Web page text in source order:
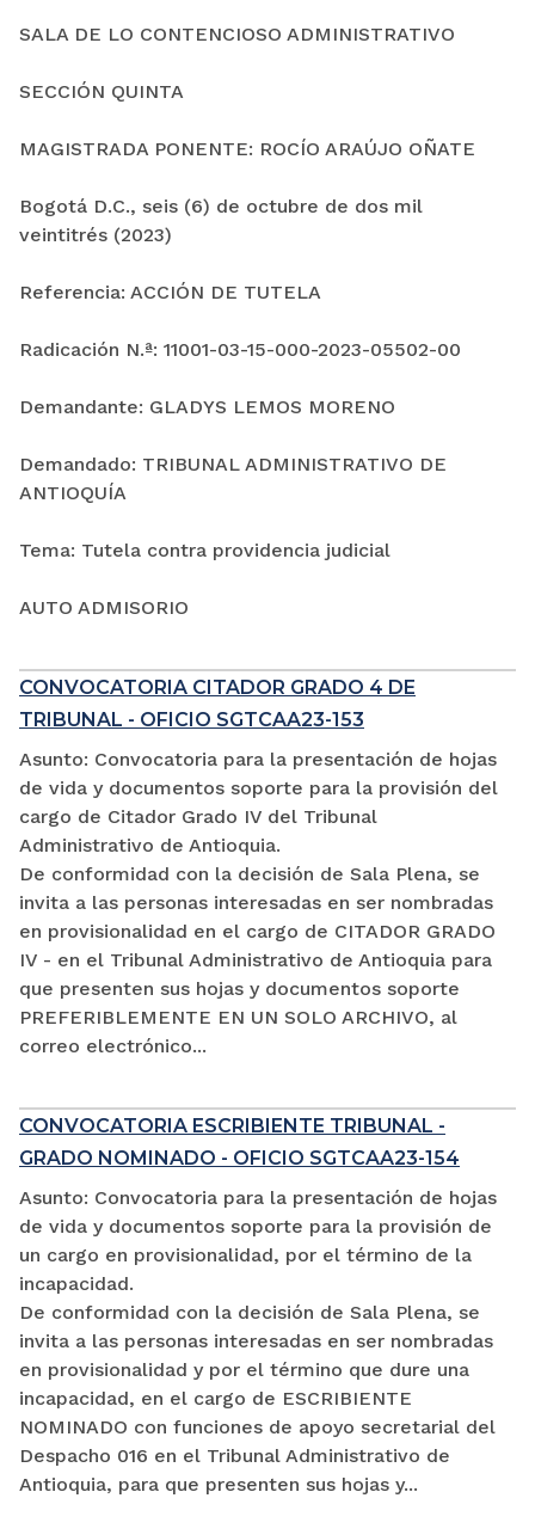
SALA DE LO CONTENCIOSO ADMINISTRATIVO
SECCIÓN QUINTA
MAGISTRADA PONENTE: ROCÍO ARAÚJO OÑATE
Bogotá D.C., seis (6) de octubre de dos mil
veintitrés (2023)
Referencia: ACCIÓN DE TUTELA
Radicación N.ª: 11001-03-15-000-2023-05502-00
Demandante: GLADYS LEMOS MORENO
Demandado: TRIBUNAL ADMINISTRATIVO DE
ANTIOQUÍA
Tema: Tutela contra providencia judicial
AUTO ADMISORIO
CONVOCATORIA CITADOR GRADO 4 DE
TRIBUNAL - OFICIO SGTCAA23-153
Asunto: Convocatoria para la presentación de hojas
de vida y documentos soporte para la provisión del
cargo de Citador Grado IV del Tribunal
Administrativo de Antioquia.
De conformidad con la decisión de Sala Plena, se
invita a las personas interesadas en ser nombradas
en provisionalidad en el cargo de CITADOR GRADO
IV - en el Tribunal Administrativo de Antioquia para
que presenten sus hojas y documentos soporte
PREFERIBLEMENTE EN UN SOLO ARCHIVO, al
correo electrónico...
CONVOCATORIA ESCRIBIENTE TRIBUNAL -
GRADO NOMINADO - OFICIO SGTCAA23-154
Asunto: Convocatoria para la presentación de hojas
de vida y documentos soporte para la provisión de
un cargo en provisionalidad, por el término de la
incapacidad.
De conformidad con la decisión de Sala Plena, se
invita a las personas interesadas en ser nombradas
en provisionalidad y por el término que dure una
incapacidad, en el cargo de ESCRIBIENTE
NOMINADO con funciones de apoyo secretarial del
Despacho 016 en el Tribunal Administrativo de
Antioquia, para que presenten sus hojas y...